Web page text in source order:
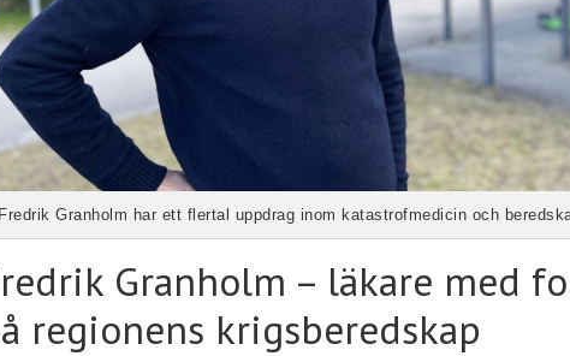
Fredrik Granholm har ett flertal uppdrag inom katastrofmedicin och
Granholm – läkare med
regionens krigsberedskap